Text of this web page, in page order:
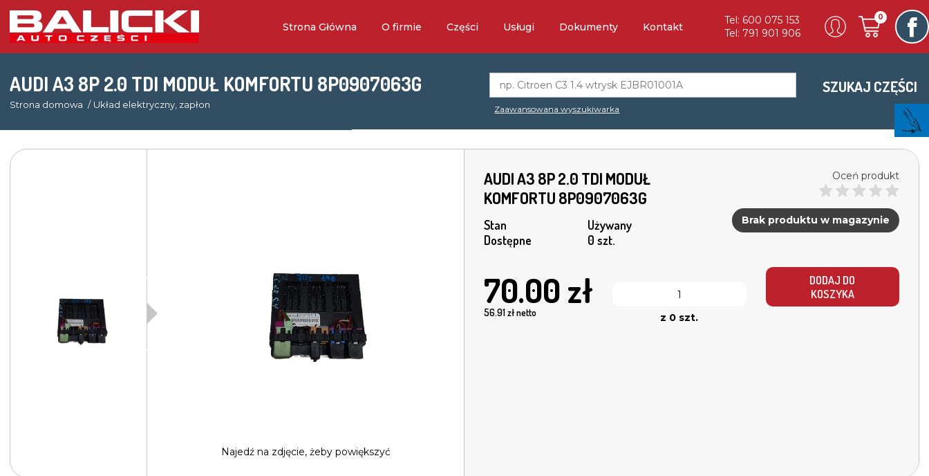
Strona Główna O firmie Części Usługi Dokumenty Kontakt
Tel: 600 075 153
Tel: 791 901 906
0
AUDI A3 8P 2.0 TDI MODUŁ KOMFORTU 8P0907063G
Strona domowa Układ elektryczny, zapłon Zaawansowana wyszukiwarka
SZUKAJ CZĘŚCI
Najedź na zdjęcie, żeby powiększyć
AUDI A3 8P 2.0 TDI MODUŁ
KOMFORTU 8P0907063G
Stan
Używany
Dostępne
0 szt.
Oceń produkt
Brak produktu w magazynie
70.00 zł
56.91zł netto z 0 szt.
DODAJ DO
KOSZYKA